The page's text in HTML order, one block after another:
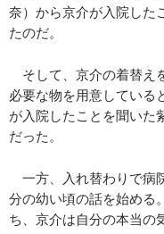
奈）から京介が入院した
たのだ。
そして、京介の着替え
必要な物を用意している
が入院したことを聞いた
だった。
一方、入れ替わりで病
分の幼い頃の話を始める
ち、京介は自分の本当の